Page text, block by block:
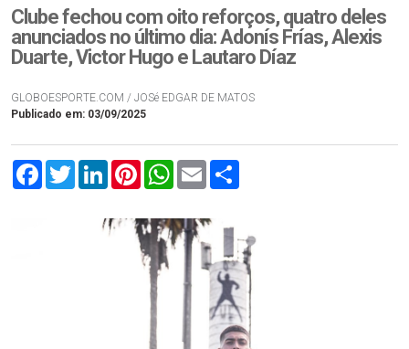
Clube fechou com oito reforços, quatro deles
anunciados no último dia: Adonís Frías, Alexis
Duarte, Victor Hugo e Lautaro Díaz
GLOBOESPORTE.COM / JOSé EDGAR DE MATOS
Publicado em: 03/09/2025
FacebookTwitterLinkedInPinterestWhatsApp
Email